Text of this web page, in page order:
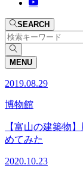
SEARCH
MENU
2019.08.29
博物館
【富山の建築物
めてみた
2020.10.23